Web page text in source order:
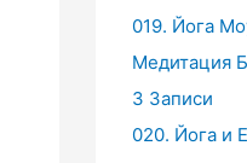
019. Йога
Медитация
3 Записи
020. Йога и